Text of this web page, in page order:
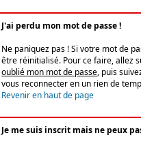
J'ai perdu mon mot de passe !
Ne paniquez pas ! Si votre mot de
être réinitialisé. Pour ce faire, allez
oublié mon mot de passe, puis
vous reconnecter en un rien de
Revenir en haut de page
Je me suis inscrit mais ne peux